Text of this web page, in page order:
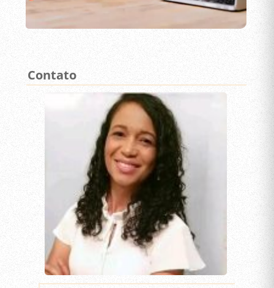
Contato